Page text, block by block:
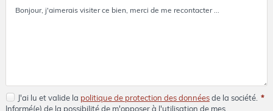
J'ai lu et valide la politique de protection des donnéesde la société. *
Informé(e) de la possibilité de m'opposer à l'utilisation de mes